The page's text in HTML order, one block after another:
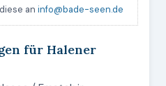
an info@bade-seen.de
für Halener